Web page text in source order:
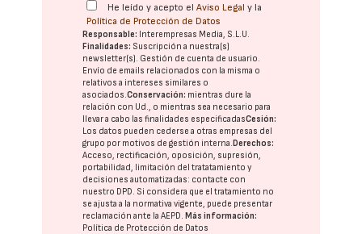
He leído y acepto elAviso Legal y la
Política de Protección de Datos
Responsable: Interempresas Media, S.L.U.
Finalidades: Suscripción a nuestra(s)
newsletter(s). Gestión de cuenta de usuario.
Envío de emails relacionados con la misma o
relativos a intereses similares o
asociados.Conservación: mientras dure la
relación con Ud., o mientras sea necesario para
llevar a cabo las finalidades especificadasCesión:
Los datos pueden cederse a otras empresas del
grupo por motivos de gestión interna.Derechos:
Acceso, rectificación, oposición, supresión,
portabilidad, limitación del tratatamiento y
decisiones automatizadas: contacte con
nuestro DPD. Si considera que el tratamiento no
se ajusta a la normativa vigente, puede presentar
reclamación ante laAEPD.Más información:
Política de Protección de Datos